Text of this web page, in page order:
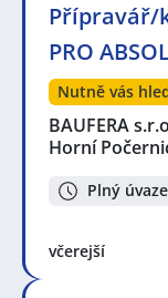
Přípravář/
PRO
Nutně vás
BAUFERA
Horní
Plný
včerejší